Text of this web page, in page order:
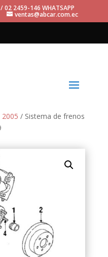
2459-146 WHATSAPP
ventas@abcar.com.ec
2005 / Sistema de frenos